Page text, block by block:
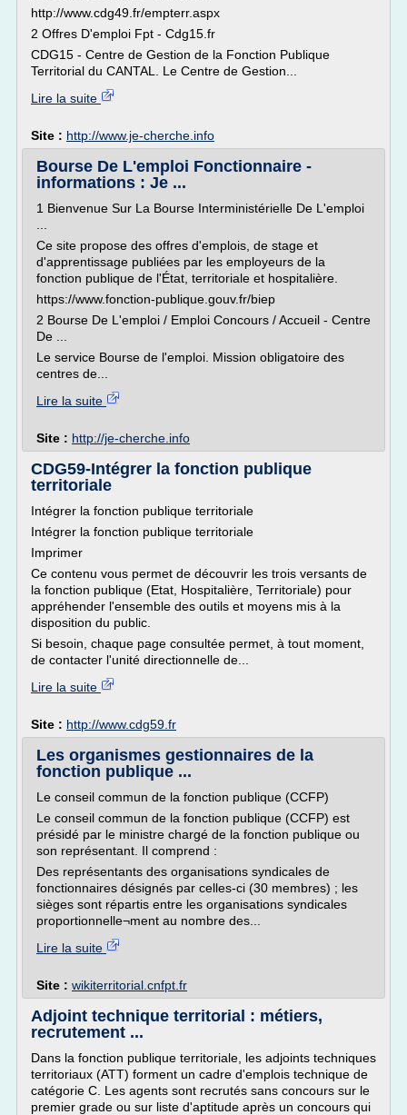
http://www.cdg49.fr/empterr.aspx
2 Offres D'emploi Fpt - Cdg15.fr
CDG15 - Centre de Gestion de la Fonction Publique
Territorial du CANTAL. Le Centre de Gestion...
Lire la suite
Site : http://www.je-cherche.info
Bourse De L'emploi Fonctionnaire -
informations : Je ...
1 Bienvenue Sur La Bourse Interministérielle De L'emploi
Ce site propose des offres d'emplois, de stage et
d'apprentissage publiées par les employeurs de la
fonction publique de l'État, territoriale et hospitalière.
https://www.fonction-publique.gouv.fr/biep
2 Bourse De L'emploi / Emploi Concours / Accueil - Centre
De ...
Le service Bourse de l'emploi. Mission obligatoire des
centres de...
Lire la suite
Site : http://je-cherche.info
CDG59-Intégrer la fonction publique
territoriale
Intégrer la fonction publique territoriale
Intégrer la fonction publique territoriale
Imprimer
Ce contenu vous permet de découvrir les trois versants de
la fonction publique (Etat, Hospitalière, Territoriale) pour
appréhender l'ensemble des outils et moyens mis à la
disposition du public.
Si besoin, chaque page consultée permet, à tout moment,
de contacter l'unité directionnelle de...
Lire la suite
Site : http://www.cdg59.fr
Les organismes gestionnaires de la
fonction publique ...
Le conseil commun de la fonction publique (CCFP)
Le conseil commun de la fonction publique (CCFP) est
présidé par le ministre chargé de la fonction publique ou
son représentant. Il comprend :
Des représentants des organisations syndicales de
fonctionnaires désignés par celles-ci (30 membres) ; les
sièges sont répartis entre les organisations syndicales
proportionnelle¬ment au nombre des...
Lire la suite
Site : wikiterritorial.cnfpt.fr
Adjoint technique territorial : métiers,
recrutement ...
Dans la fonction publique territoriale, les adjoints techniques
territoriaux (ATT) forment un cadre d'emplois technique de
catégorie C. Les agents sont recrutés sans concours sur le
premier grade ou sur liste d'aptitude après un concours qui